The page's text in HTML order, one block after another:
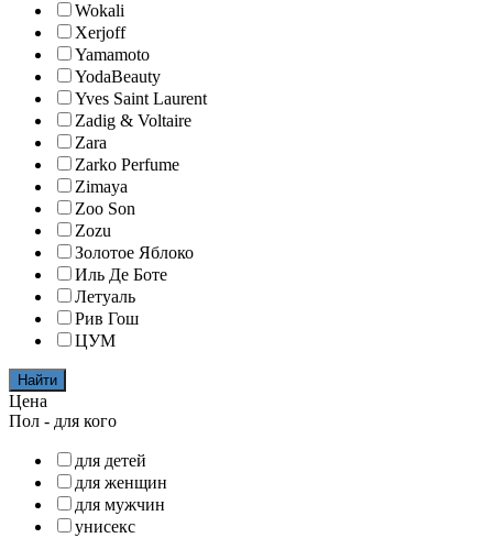
Wokali
Xerjoff
Yamamoto
YodaBeauty
Yves Saint Laurent
Zadig & Voltaire
Zara
Zarko Perfume
Zimaya
Zoo Son
Zozu
Золотое Яблоко
Иль Де Боте
Летуаль
Рив Гош
ЦУМ
Найти
Цена
Пол - для кого
для детей
для женщин
для мужчин
унисекс